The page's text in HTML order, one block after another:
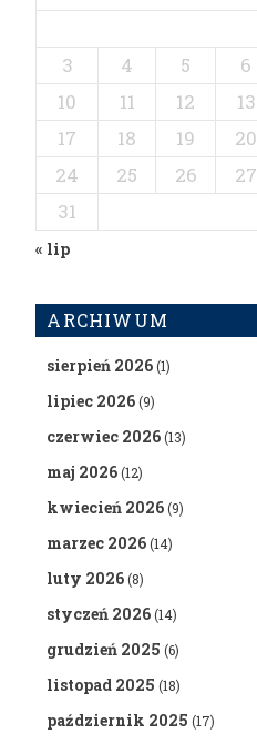
3
4 5 6
10
11 12 13
17
18 19 20
24
25 26 27
31
« lip
ARCHIWUM
sierpień 2026(1)
lipiec 2026(9)
czerwiec 2026(13)
maj 2026(12)
kwiecień 2026(9)
marzec 2026(14)
luty 2026(8)
styczeń 2026(14)
grudzień 2025 (6)
listopad 2025 (18)
październik 2025 (17)